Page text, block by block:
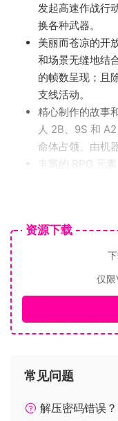
发起高速作战行
换各种武器。
美丽而苍凉的开
和场景无缝地结
的帧数呈现；且
支线活动。
精心制作的故事
人 2B、9S 和
命体占领、由机
丰富的 RPG 元
中升级，并学习
机攻击敌人的模
之外提供帮助，
游戏过程中得到
新变种一类的更
新手玩家适用的
式”以轻松地完
资源下载
仅限
常见问题
解压密码错误？